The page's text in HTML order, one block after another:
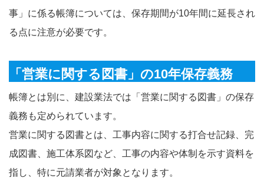
事」に係る帳簿については、保存期間が10年間に延長され
る点に注意が必要です。
「営業に関する図書」の10年保存義務
帳簿とは別に、建設業法では「営業に関する図書」の保存
義務も定められています。
営業に関する図書とは、工事内容に関する打合せ記録、完
成図書、施工体系図など、工事の内容や体制を示す資料を
指し、特に元請業者が対象となります。